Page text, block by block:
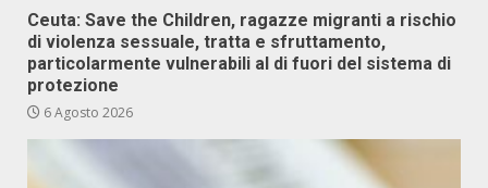
Ceuta: Save the Children, ragazze migranti a rischio
di violenza sessuale, tratta e sfruttamento,
particolarmente vulnerabili al di fuori del sistema di
protezione
6 Agosto 2026